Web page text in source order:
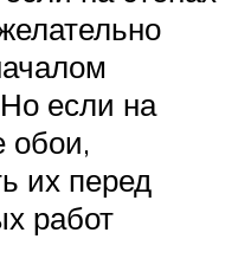
если на
обои,
их перед
работ